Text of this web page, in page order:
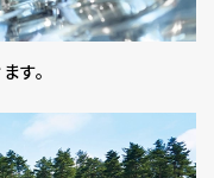
す。